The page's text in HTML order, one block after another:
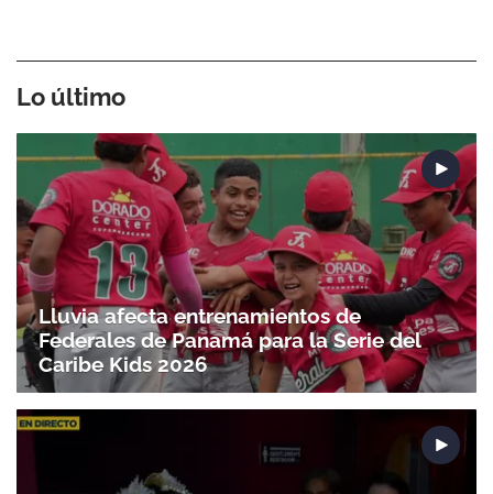
Lo último
Lluvia afecta entrenamientos de
Federales de Panamá para la Serie del
Caribe Kids 2026